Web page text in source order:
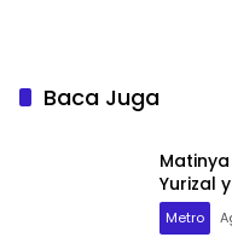
Baca Juga
Yurizal
Metro